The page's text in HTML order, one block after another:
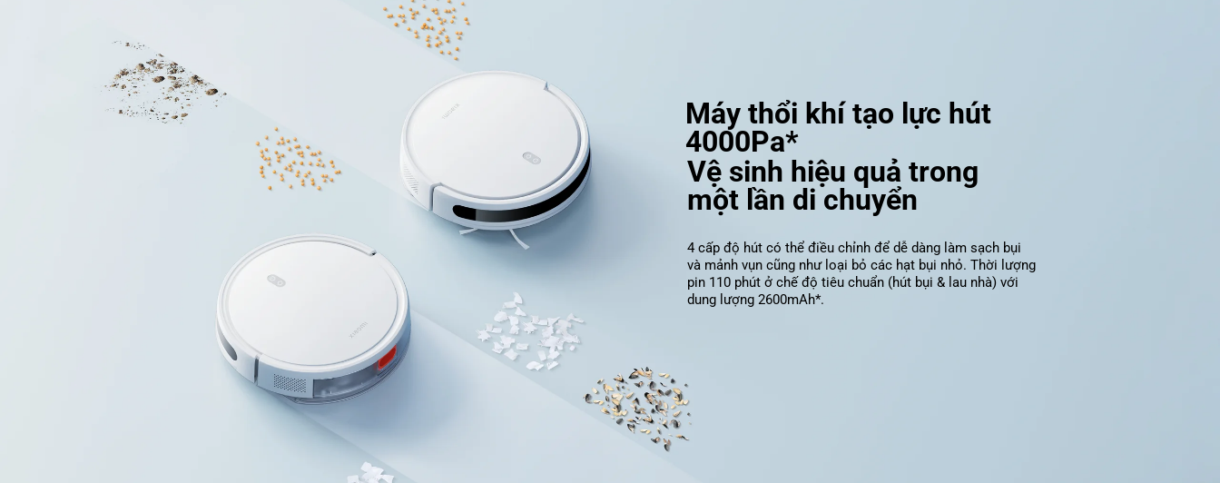
Máy thổi khí tạo lực hút
4000Pa*
Vệ sinh hiệu quả trong
một lần di chuyển
4 cấp độ hút có thể điều chỉnh để dễ dàng làm sạch bụi
và mảnh vụn cũng như loại bỏ các hạt bụi nhỏ. Thời lượng
pin 110 phút ở chế độ tiêu chuẩn (hút bụi & lau nhà) với
dung lượng 2600mAh*.